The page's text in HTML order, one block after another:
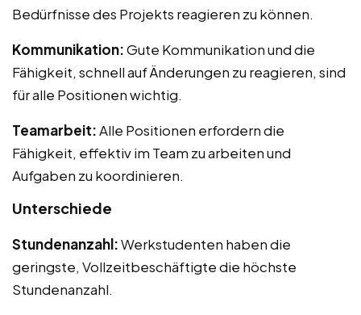
Bedürfnisse des Projekts reagieren zu können.
Kommunikation:Gute Kommunikation und die
Fähigkeit, schnell auf Änderungen zu reagieren, sind
für alle Positionen wichtig.
Teamarbeit:Alle Positionen erfordern die
Fähigkeit, effektiv im Team zu arbeiten und
Aufgaben zu koordinieren.
Unterschiede
Stundenanzahl:Werkstudenten haben die
geringste, Vollzeitbeschäftigte die höchste
Stundenanzahl.